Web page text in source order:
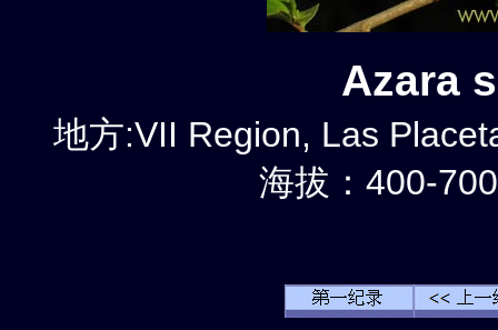
Azara
地方:VII Region, Las
海拔：400-